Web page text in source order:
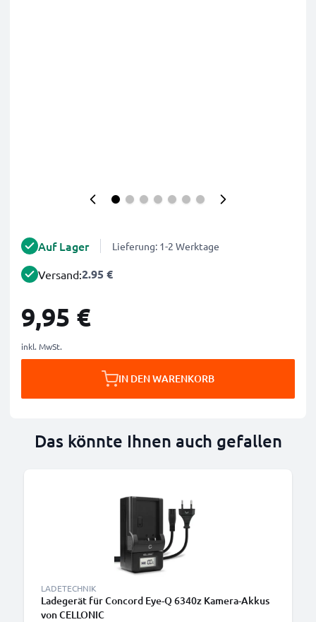
Auf Lager Lieferung: 1-2 Werktage
Versand:2.95 €
9,95 €
inkl. MwSt.
IN DEN WARENKORB
Das könnte Ihnen auch gefallen
LADETECHNIK
Ladegerät für Concord Eye-Q 6340z Kamera-Akkus
von CELLONIC